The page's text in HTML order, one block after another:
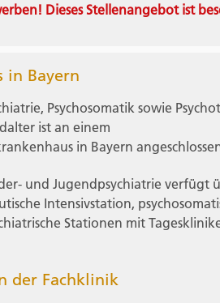
Dieses Stellenangebot ist
in Bayern
Psychosomatik sowie
ist an einem
in Bayern
und Jugendpsychiatrie verfügt
Intensivstation,
Stationen mit
der Fachklinik